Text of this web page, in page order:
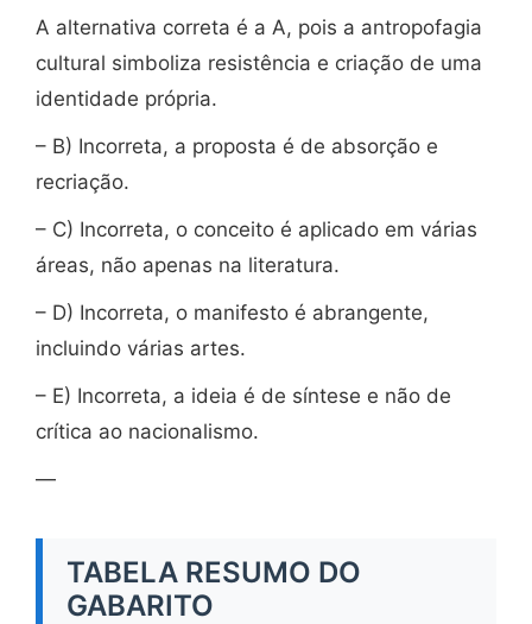
A alternativa correta é a A, pois a antropofagia
cultural simboliza resistência e criação de uma
identidade própria.
– B) Incorreta, a proposta é de absorção e
recriação.
– C) Incorreta, o conceito é aplicado em várias
áreas, não apenas na literatura.
– D) Incorreta, o manifesto é abrangente,
incluindo várias artes.
– E) Incorreta, a ideia é de síntese e não de
crítica ao nacionalismo.
—
TABELA RESUMO DO
GABARITO